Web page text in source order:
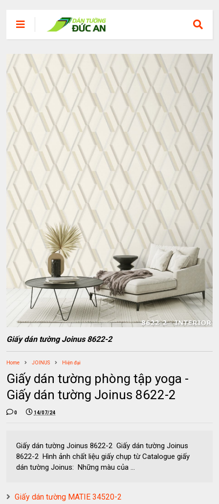
Giấy dán tường Joinus 8622-2
Home JOINUS Hiện đại
Giấy dán tường phòng tập yoga -
Giấy dán tường Joinus 8622-2
0 14/07/24
Giấy dán tường Joinus 8622-2 Giấy dán tường Joinus
8622-2 Hình ảnh chất liệu giấy chụp từ Catalogue giấy
dán tường Joinus: Những màu của ...
Giấy dán tường MATIE 34520-2